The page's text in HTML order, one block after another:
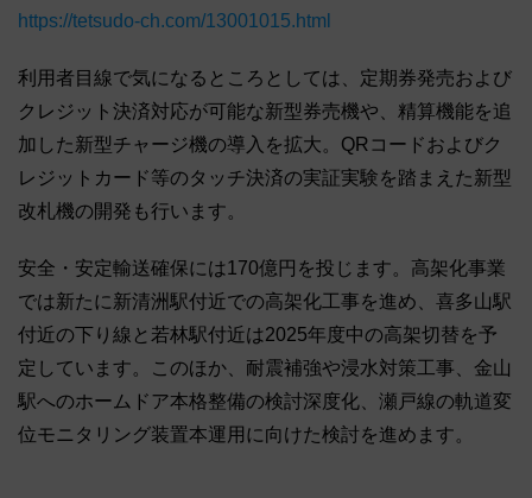
https://tetsudo-ch.com/13001015.html
利用者目線で気になるところとしては、定期券発売および
クレジット決済対応が可能な新型券売機や、精算機能を追
加した新型チャージ機の導入を拡大。QRコードおよびク
レジットカード等のタッチ決済の実証実験を踏まえた新型
改札機の開発も行います。
安全・安定輸送確保には170億円を投じます。高架化事業
では新たに新清洲駅付近での高架化工事を進め、喜多山駅
付近の下り線と若林駅付近は2025年度中の高架切替を予
定しています。このほか、耐震補強や浸水対策工事、金山
駅へのホームドア本格整備の検討深度化、瀬戸線の軌道変
位モニタリング装置本運用に向けた検討を進めます。